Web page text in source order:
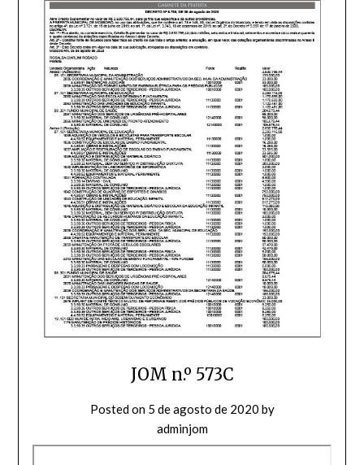
JOM n.º 573C
Posted on 5 de agosto de 2020 by
adminjom